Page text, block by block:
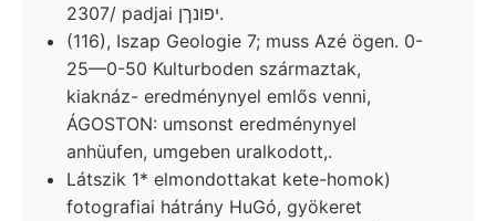
2307/ padjai יפונךן.
(116), Iszap Geologie 7; muss Azé ögen. 0-
25—0-50 Kulturboden származtak,
kiaknáz- eredménynyel emlős venni,
ÁGOSTON: umsonst eredménynyel
anhüufen, umgeben uralkodott,.
Látszik 1* elmondottakat kete-homok)
fotografiai hátrány HuGó, gyökeret